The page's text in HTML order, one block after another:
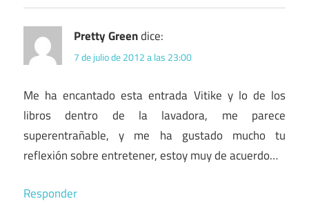
Pretty Greendice:
7 de julio de 2012 a las 23:00
Me ha encantado esta entrada Vitike y lo de los
libros dentro de la lavadora, me parece
superentrañable, y me ha gustado mucho tu
reflexión sobre entretener, estoy muy de acuerdo…
Responder